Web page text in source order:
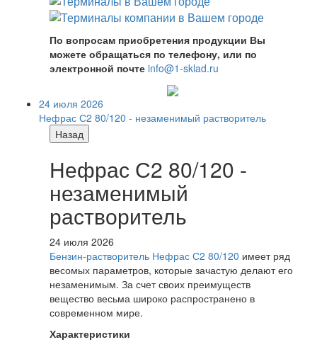
По вопросам приобретения продукции Вы
можете обращаться по телефону, или по
электронной почте info@1-sklad.ru
24 июля 2026
Нефрас С2 80/120 - незаменимый растворитель
Назад
Нефрас С2 80/120 -
незаменимый
растворитель
24 июля 2026
Бензин-растворитель Нефрас С2 80/120 имеет ряд
весомых параметров, которые зачастую делают его
незаменимым. За счет своих преимуществ
вещество весьма широко распространено в
современном мире.
Характеристики